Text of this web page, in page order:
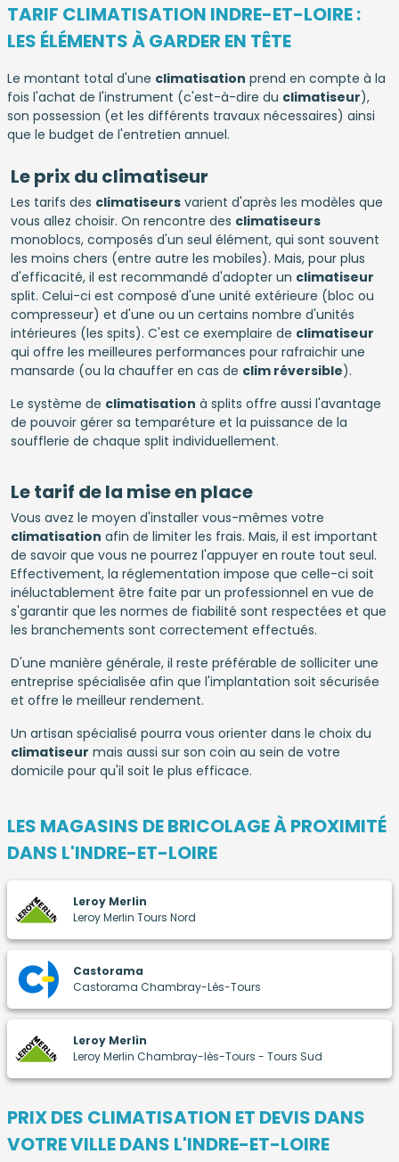
TARIF CLIMATISATION INDRE-ET-LOIRE :
LES ÉLÉMENTS À GARDER EN TÊTE
Le montant total d'une climatisation prend en compte à la
fois l'achat de l'instrument (c'est-à-dire du climatiseur),
son possession (et les différents travaux nécessaires) ainsi
que le budget de l'entretien annuel.
Le prix du climatiseur
Les tarifs des climatiseursvarient d'après les modèles que
vous allez choisir. On rencontre des climatiseurs
monoblocs, composés d'un seul élément, qui sont souvent
les moins chers (entre autre les mobiles). Mais, pour plus
d'efficacité, il est recommandé d'adopter un climatiseur
split. Celui-ci est composé d'une unité extérieure (bloc ou
compresseur) et d'une ou un certains nombre d'unités
intérieures (les spits). C'est ce exemplaire de climatiseur
qui offre les meilleures performances pour rafraichir une
mansarde (ou la chauffer en cas de clim réversible).
Le système de climatisation à splits offre aussi l'avantage
de pouvoir gérer sa temparéture et la puissance de la
soufflerie de chaque split individuellement.
Le tarif de la mise en place
Vous avez le moyen d'installer vous-mêmes votre
climatisation afin de limiter les frais. Mais, il est important
de savoir que vous ne pourrez l'appuyer en route tout seul.
Effectivement, la réglementation impose que celle-ci soit
inéluctablement être faite par un professionnel en vue de
s'garantir que les normes de fiabilité sont respectées et que
les branchements sont correctement effectués.
D'une manière générale, il reste préférable de solliciter une
entreprise spécialisée afin que l'implantation soit sécurisée
et offre le meilleur rendement.
Un artisan spécialisé pourra vous orienter dans le choix du
climatiseur mais aussi sur son coin au sein de votre
domicile pour qu'il soit le plus efficace.
LES MAGASINS DE BRICOLAGE À PROXIMITÉ
DANS L'INDRE-ET-LOIRE
Leroy Merlin
Leroy Merlin Tours Nord
Castorama
Castorama Chambray-Lès-Tours
Leroy Merlin
Leroy Merlin Chambray-lès-Tours - Tours Sud
PRIX DES CLIMATISATION ET DEVIS DANS
VOTRE VILLE DANS L'INDRE-ET-LOIRE